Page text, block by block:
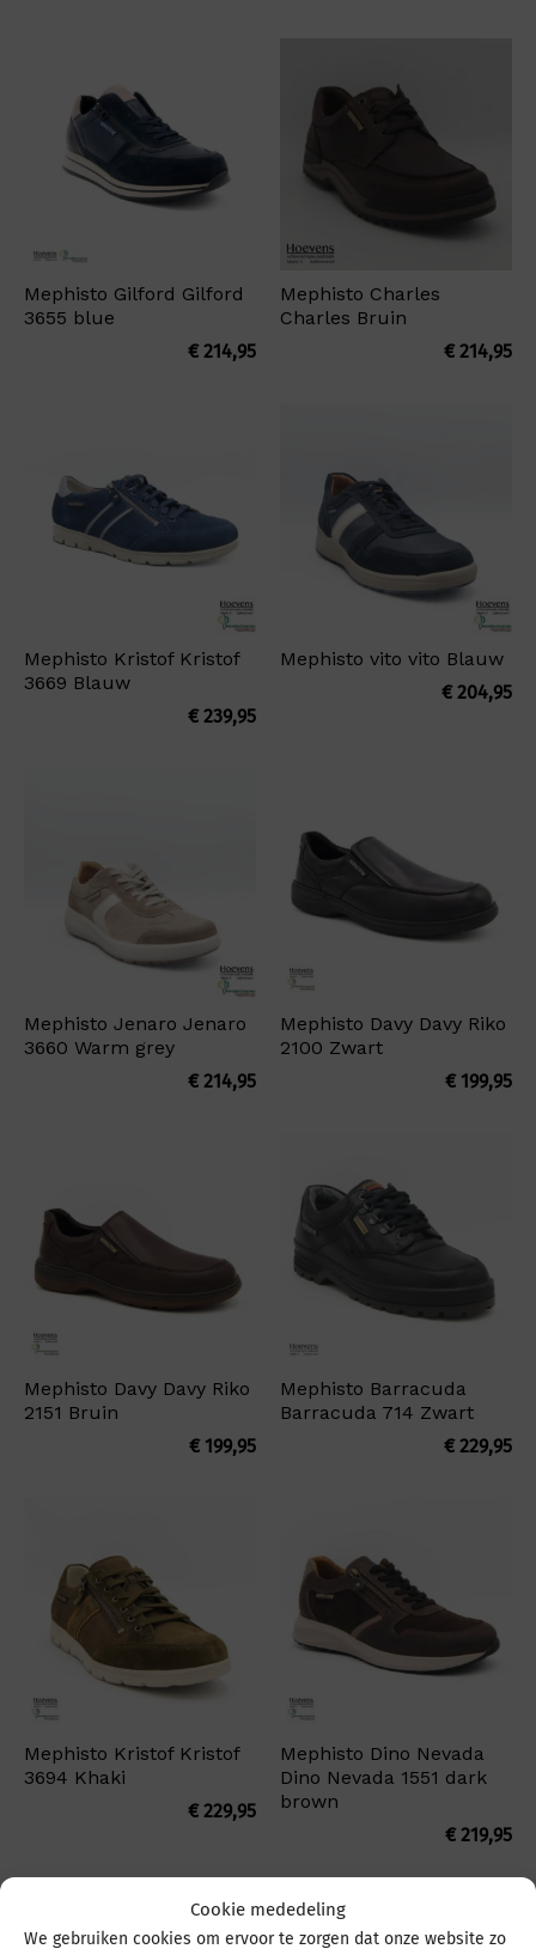
Cookie mededeling
We gebruiken cookies om ervoor te zorgen dat onze website zo
Mephisto Gilford Gilford
3655 blue
€214,95
Mephisto Charles
Charles Bruin
€214,95
Mephisto Kristof Kristof
3669 Blauw
€239,95
Mephisto vito vito Blauw
€204,95
Mephisto Jenaro Jenaro
3660 Warm grey
€214,95
Mephisto Davy Davy Riko
2100 Zwart
€199,95
Mephisto Davy Davy Riko
2151 Bruin
€199,95
Mephisto Barracuda
Barracuda 714 Zwart
€229,95
Mephisto Kristof Kristof
3694 Khaki
€229,95
Mephisto Dino Nevada
Dino Nevada 1551 dark
brown
€219,95